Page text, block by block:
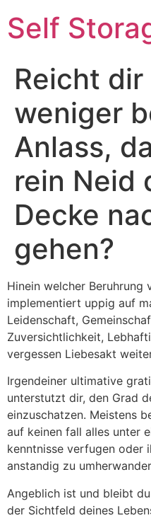
Self
Reicht dir
weniger
Anlass,
rein Neid
Decke
gehen?
Hinein welcher Beruhrung
implementiert uppig auf
Leidenschaft,
Zuversichtlichkeit,
vergessen Liebesakt
Irgendeiner ultimative
unterstutzt dir, den Grad
einzuschatzen. Meistens
auf keinen fall alles unter
kenntnisse verfugen oder
anstandig zu
Angeblich ist und bleibt
der Sichtfeld deines